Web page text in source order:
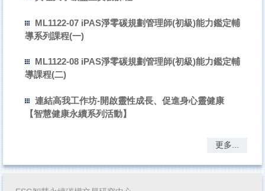
ML1122-07 iPAS淨零碳規劃管理師(初級)能力鑑定輔
導系列課程(一)
ML1122-08 iPAS淨零碳規劃管理師(初級)能力鑑定輔
導課程(二)
連結高我工作坊-開啟靈性成長、促進身心靈健康
【智慧健康永續系列活動】
更多...